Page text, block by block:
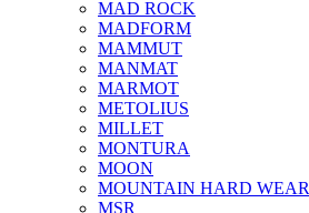
MAD ROCK
MADFORM
MAMMUT
MANMAT
MARMOT
METOLIUS
MILLET
MONTURA
MOON
MOUNTAIN HARD WEAR
MSR